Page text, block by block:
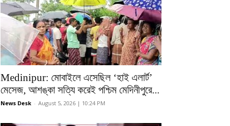
Medinipur: মোবাইলে এসেছিল ‘হাই এলার্ট’
মেসেজ, আশঙ্কা সত্যি করেই পশ্চিম মেদিনীপুরে...
News Desk - August 5, 2026 | 10:24 PM